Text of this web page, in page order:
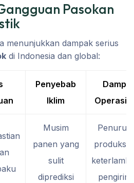
Pasokan
menunjukkan dampak serius
di Indonesia dan global:
Penyebab
Iklim
Musim
panen yang
sulit
diprediksi
produksi